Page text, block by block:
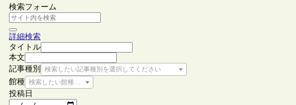
検索フォーム
詳細検索
タイトル
本文
記事種別
検索したい記事種別を選択してください
館種 検索したい館種を選択してください
投稿日